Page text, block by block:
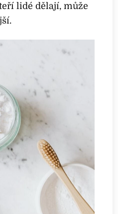
lidé dělají, může